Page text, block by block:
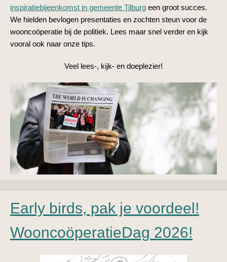
inspiratiebijeenkomst in gemeente Tilburg een groot succes.
We hielden bevlogen presentaties en zochten steun voor de
wooncoöperatie bij de politiek. Lees maar snel verder en kijk
vooral ook naar onze tips.
Veel lees-, kijk- en doeplezier!
Early birds, pak je voordeel!
WooncoöperatieDag 2026!